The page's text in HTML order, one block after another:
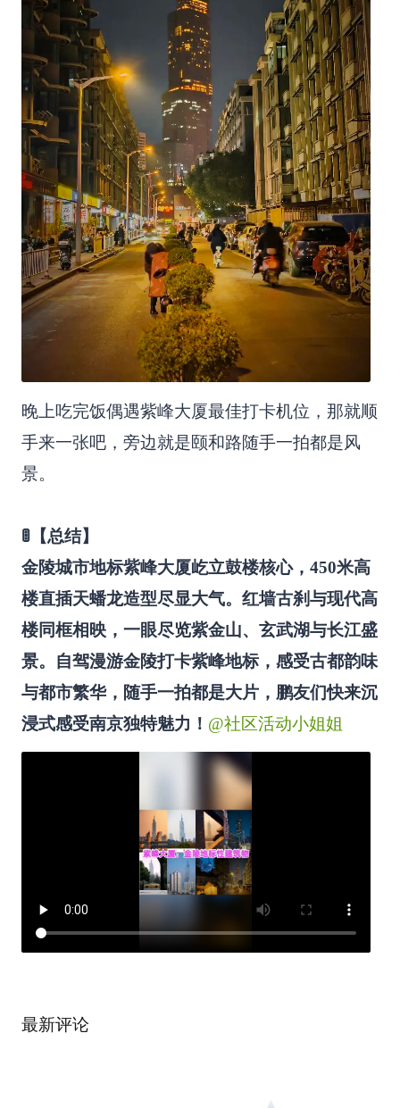
晚上吃完饭偶遇紫峰大厦最佳打卡机位，那就顺
手来一张吧，旁边就是颐和路随手一拍都是风
景。
🚦【总结】
金陵城市地标紫峰大厦屹立鼓楼核心，450米高
楼直插天蟠龙造型尽显大气。红墙古刹与现代高
楼同框相映，一眼尽览紫金山、玄武湖与长江盛
景。自驾漫游金陵打卡紫峰地标，感受古都韵味
与都市繁华，随手一拍都是大片，鹏友们快来沉
浸式感受南京独特魅力！ @社区活动小姐姐
最新评论